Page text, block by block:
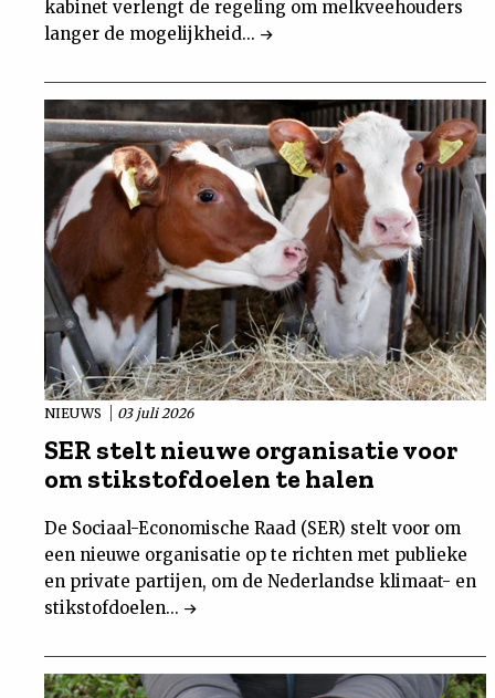
kabinet verlengt de regeling om melkveehouders
langer de mogelijkheid...
NIEUWS 03 juli 2026
SER stelt nieuwe organisatie voor
om stikstofdoelen te halen
De Sociaal-Economische Raad (SER) stelt voor om
een nieuwe organisatie op te richten met publieke
en private partijen, om de Nederlandse klimaat- en
stikstofdoelen...